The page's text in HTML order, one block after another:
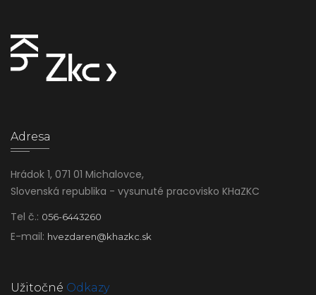
Adresa
Hrádok 1, 071 01 Michalovce,
Slovenská republika - vysunuté pracovisko KHaZKC
Tel č.: 056-6443260
E-mail: hvezdaren@khazkc.sk
Užitočné Odkazy